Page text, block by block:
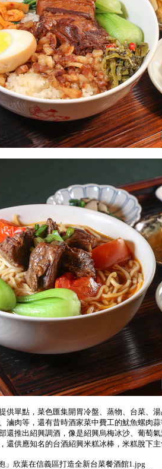
供單點，菜色匯集開胃冷盤、蒸物、台菜、
滷肉等，還有昔時酒家菜中費工的魷魚螺肉
還推出紹興調酒，像是紹興烏梅冰沙、葡萄
還供應知名的台酒紹興米糕冰棒，米糕脫下